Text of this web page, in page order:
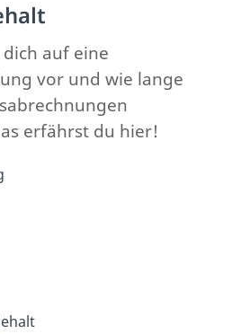
auf eine
vor und wie lange
erfährst du hier!